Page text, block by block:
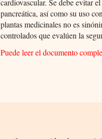
cardiovascular. Se debe evitar
pancreática, así como su uso
plantas medicinales no es
controlados que evalúen la
Puede leer el documento